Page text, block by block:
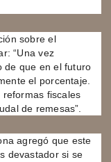
sobre el
“Una vez
de que en el futuro
el porcentaje.
fiscales
de remesas”.
agregó que este
devastador si se